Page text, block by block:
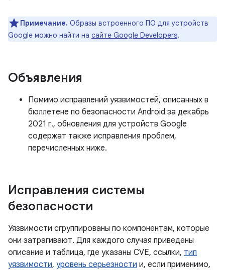
Примечание. Образы встроенного ПО для устройств
Google можно найти на сайте Google Developers.
Объявления
Помимо исправлений уязвимостей, описанных в
бюллетене по безопасности Android за декабрь
2021 г., обновления для устройств Google
содержат также исправления проблем,
перечисленных ниже.
Исправления системы
безопасности
Уязвимости сгруппированы по компонентам, которые
они затрагивают. Для каждого случая приведены
описание и таблица, где указаны CVE, ссылки, тип
уязвимости, уровень серьезности и, если применимо,